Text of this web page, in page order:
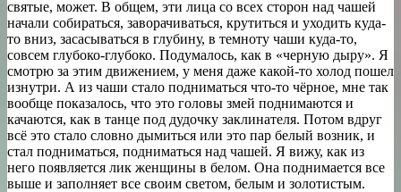
святые, может. В общем, эти лица со всех сторон над чашей
начали собираться, заворачиваться, крутиться и уходить куда-
то вниз, засасываться в глубину, в темноту чаши куда-то,
совсем глубоко-глубоко. Подумалось, как в «черную дыру». Я
смотрю за этим движением, у меня даже какой-то холод пошел
изнутри. А из чаши стало подниматься что-то чёрное, мне так
вообще показалось, что это головы змей поднимаются и
качаются, как в танце под дудочку заклинателя. Потом вдруг
всё это стало словно дымиться или это пар белый возник, и
стал подниматься, подниматься над чашей. Я вижу, как из
него появляется лик женщины в белом. Она поднимается все
выше и заполняет все своим светом, белым и золотистым.